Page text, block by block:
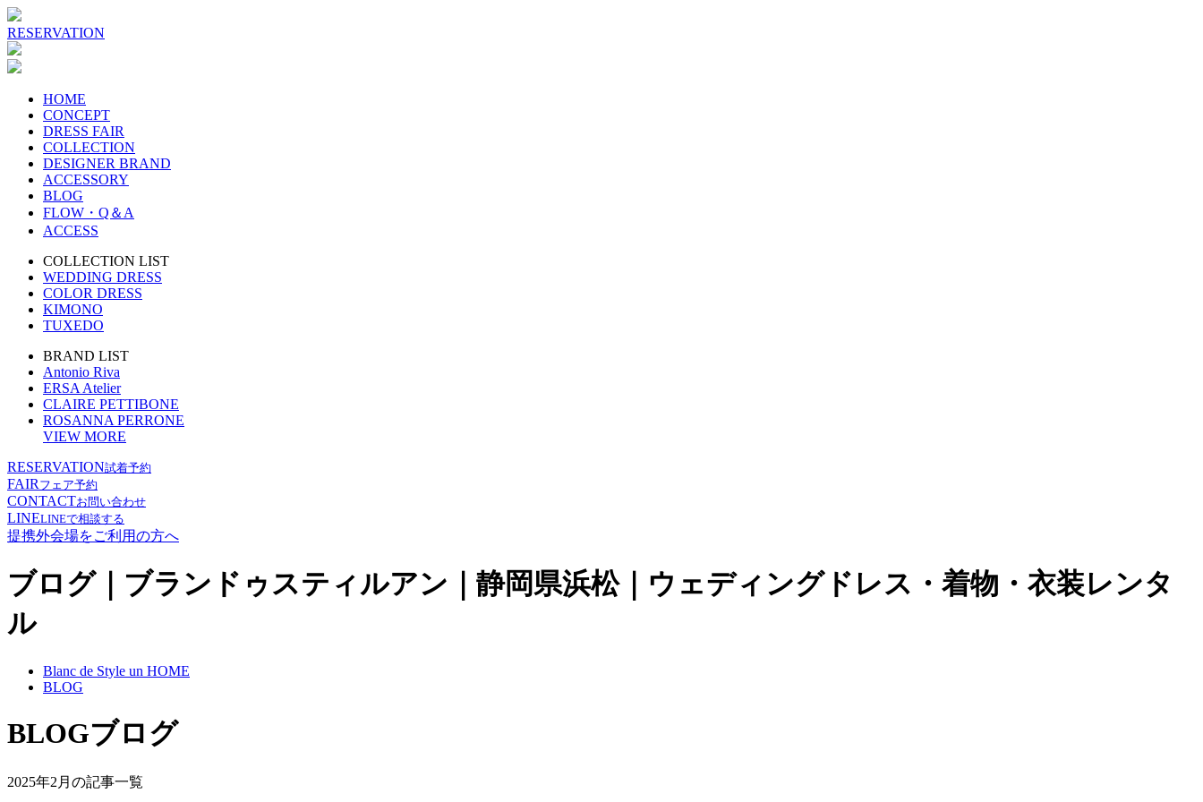
RESERVATION
HOME
CONCEPT
DRESS FAIR
COLLECTION
DESIGNER BRAND
ACCESSORY
BLOG
FLOW・Q＆A
ACCESS
COLLECTION LIST
WEDDING DRESS
COLOR DRESS
KIMONO
TUXEDO
BRAND LIST
Antonio Riva
ERSA Atelier
CLAIRE PETTIBONE
ROSANNA PERRONE
VIEW MORE
RESERVATION試着予約
FAIR フェア予約
CONTACTお問い合わせ
LINELINEで相談する
提携外会場をご利用の方へ
ブログ｜ブランドゥスティルアン｜静岡県浜松｜ウェディングドレス・着物・衣装レンタ
ル
Blanc de Style un HOME
BLOG
BLOGブログ
2025年2月の記事一覧